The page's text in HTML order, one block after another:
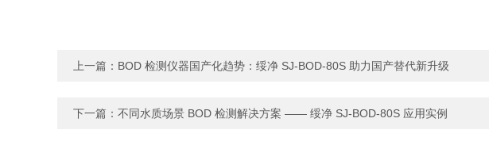
上一篇： BOD 检测仪器国产化趋势：绥净 SJ‑BOD‑80S 助力国产替代新升级
下一篇： 不同水质场景 BOD 检测解决方案 —— 绥净 SJ‑BOD‑80S 应用实例